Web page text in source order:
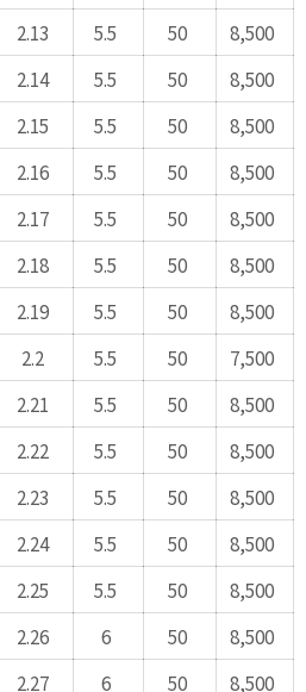
2.13 5.5 50
8,500
2.14 5.5 50
8,500
2.15 5.5 50
8,500
2.16 5.5 50
8,500
2.17 5.5 50
8,500
2.18 5.5 50
8,500
2.19 5.5 50
8,500
2.2 5.5 50
7,500
2.21 5.5 50
8,500
2.22 5.5 50
8,500
2.23 5.5 50
8,500
2.24 5.5 50
8,500
2.25 5.5 50
8,500
2.26 6 50
8,500
2.27 6 50 8,500